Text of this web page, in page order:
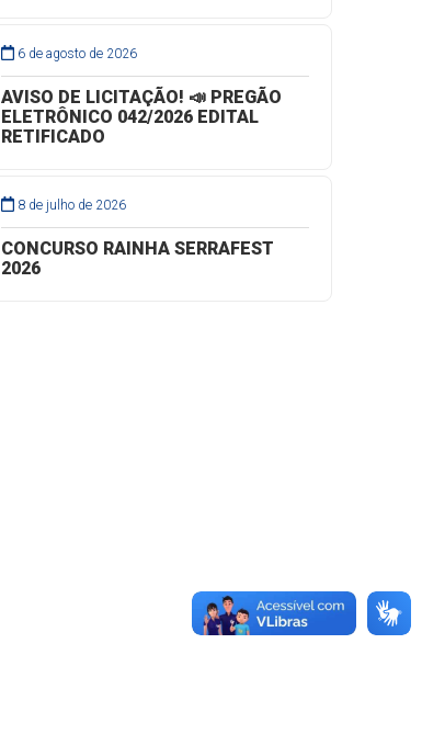
6 de agosto de 2026
AVISO DE LICITAÇÃO! 📣 PREGÃO
ELETRÔNICO 042/2026 EDITAL
RETIFICADO
8 de julho de 2026
CONCURSO RAINHA SERRAFEST
2026